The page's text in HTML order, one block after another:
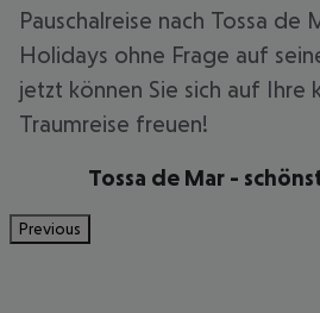
Pauschalreise nach Tossa de
Holidays ohne Frage auf
jetzt können Sie sich auf Ihre
Traumreise freuen!
Tossa de Mar -
Previous